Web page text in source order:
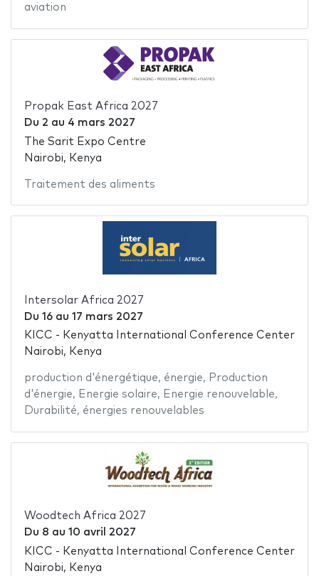
aviation
Propak East Africa 2027
Du 2 au 4 mars 2027
The Sarit Expo Centre
Nairobi, Kenya
Traitement des aliments
Intersolar Africa 2027
Du 16au 17 mars 2027
KICC - Kenyatta International Conference Center
Nairobi, Kenya
production d'énergétique, énergie, Production
d'énergie, Energie solaire, Energie renouvelable,
Durabilité, énergies renouvelables
Woodtech Africa 2027
Du 8 au 10 avril 2027
KICC - Kenyatta International Conference Center
Nairobi, Kenya